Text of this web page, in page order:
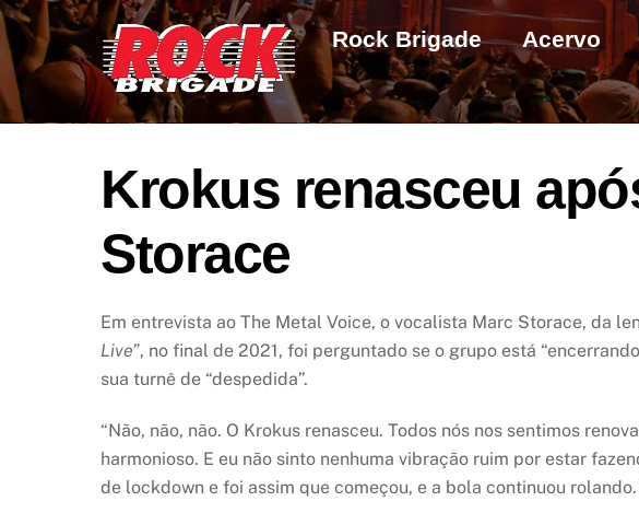
Skip
to
content
Rock Brigade Acervo
Krokus renasceu
Storace
Em entrevista ao The Metal Voice, o vocalista Marc Storace, da
Live”, no final de 2021, foi perguntado se o grupo está
sua turnê de “despedida”.
“Não, não, não. O Krokus renasceu. Todos nós nos sentimos
harmonioso. E eu não sinto nenhuma vibração ruim por estar
de lockdown e foi assim que começou, e a bola continuou